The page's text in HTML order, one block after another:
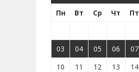
Пн
Вт Ср Чт Пт
03
04 05 06 07
10
11 12 13 14